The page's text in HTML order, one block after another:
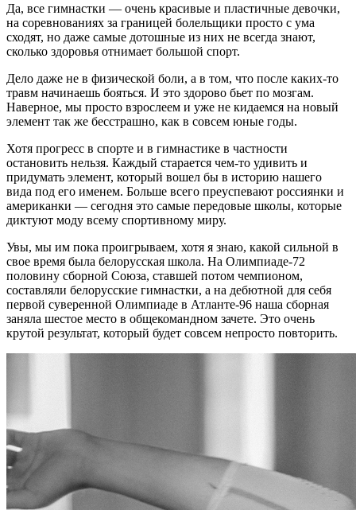
Да, все гимнастки — очень красивые и пластичные девочки,
на соревнованиях за границей болельщики просто с ума
сходят, но даже самые дотошные из них не всегда знают,
сколько здоровья отнимает большой спорт.
Дело даже не в физической боли, а в том, что после каких-то
травм начинаешь бояться. И это здорово бьет по мозгам.
Наверное, мы просто взрослеем и уже не кидаемся на новый
элемент так же бесстрашно, как в совсем юные годы.
Хотя прогресс в спорте и в гимнастике в частности
остановить нельзя. Каждый старается чем-то удивить и
придумать элемент, который вошел бы в историю нашего
вида под его именем. Больше всего преуспевают россиянки и
американки — сегодня это самые передовые школы, которые
диктуют моду всему спортивному миру.
Увы, мы им пока проигрываем, хотя я знаю, какой сильной в
свое время была белорусская школа. На Олимпиаде-72
половину сборной Союза, ставшей потом чемпионом,
составляли белорусские гимнастки, а на дебютной для себя
первой суверенной Олимпиаде в Атланте-96 наша сборная
заняла шестое место в общекомандном зачете. Это очень
крутой результат, который будет совсем непросто повторить.